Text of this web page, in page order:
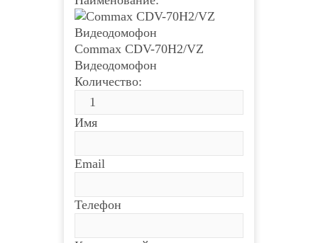
Commax CDV-70H2/VZ
Видеодомофон
Количество:
Имя
Email
Телефон